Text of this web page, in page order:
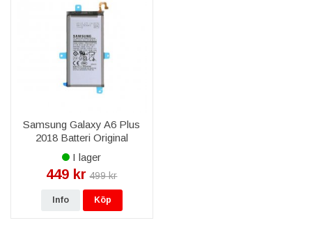
Samsung Galaxy A6 Plus
2018 Batteri Original
(Original Service Pack)
I lager
449 kr 499 kr
Info Köp